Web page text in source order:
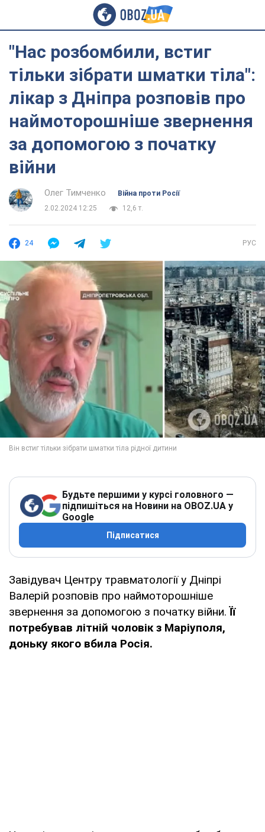
"Нас розбомбили, встиг
тільки зібрати шматки тіла":
лікар з Дніпра розповів про
наймоторошніше звернення
за допомогою з початку
війни
Олег Тимченко
Війна проти Росії
2.02.2024 12:25
12,6 т.
24 РУС
Будьте першими у курсі головного —
підпишіться на Новини на OBOZ.UA у
Google
Підписатися
Завідувач Центру травматології у Дніпрі
Валерій розповів про наймоторошніше
звернення за допомогою з початку війни. Її
потребував літній чоловік з Маріуполя,
доньку якого вбила Росія.